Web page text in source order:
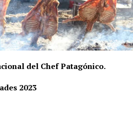
del Chef Patagónico.
2023